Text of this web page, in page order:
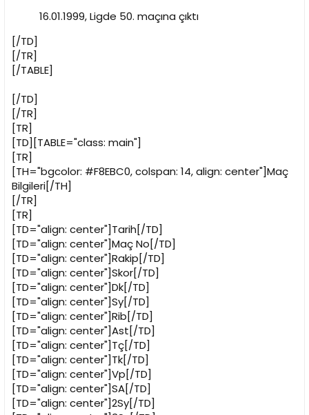
16.01.1999, Ligde 50. maçına çıktı
[/TD]
[/TR]
[/TABLE]
[/TD]
[/TR]
[TR]
[TD][TABLE="class: main"]
[TR]
[TH="bgcolor: #F8EBC0, colspan: 14, align: center"]Maç
Bilgileri[/TH]
[/TR]
[TR]
[TD="align: center"]Tarih[/TD]
[TD="align: center"]Maç No[/TD]
[TD="align: center"]Rakip[/TD]
[TD="align: center"]Skor[/TD]
[TD="align: center"]Dk[/TD]
[TD="align: center"]Sy[/TD]
[TD="align: center"]Rib[/TD]
[TD="align: center"]Ast[/TD]
[TD="align: center"]Tç[/TD]
[TD="align: center"]Tk[/TD]
[TD="align: center"]Vp[/TD]
[TD="align: center"]SA[/TD]
[TD="align: center"]2Sy[/TD]